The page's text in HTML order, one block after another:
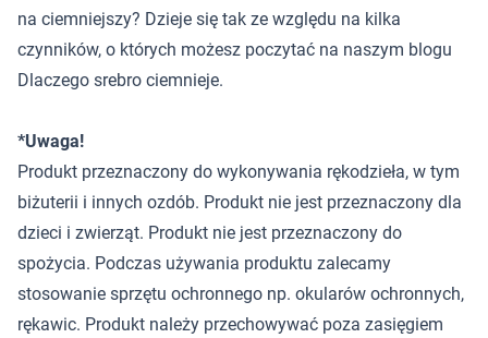
na ciemniejszy? Dzieje się tak ze względu na kilka
czynników, o których możesz poczytać na naszym blogu
Dlaczego srebro ciemnieje.
*Uwaga!
Produkt przeznaczony do wykonywania rękodzieła, w tym
biżuterii i innych ozdób. Produkt nie jest przeznaczony dla
dzieci i zwierząt. Produkt nie jest przeznaczony do
spożycia. Podczas używania produktu zalecamy
stosowanie sprzętu ochronnego np. okularów ochronnych,
rękawic. Produkt należy przechowywać poza zasięgiem